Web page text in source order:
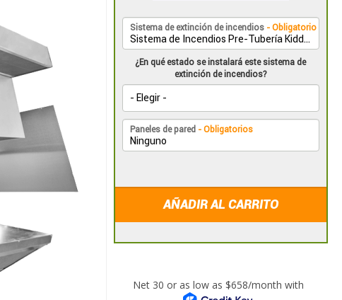
Sistema de extinción de incendios - Obligatorio
¿En qué estado se instalará este sistema de
extinción de incendios?
Paneles de pared - Obligatorios
AÑADIR AL CARRITO